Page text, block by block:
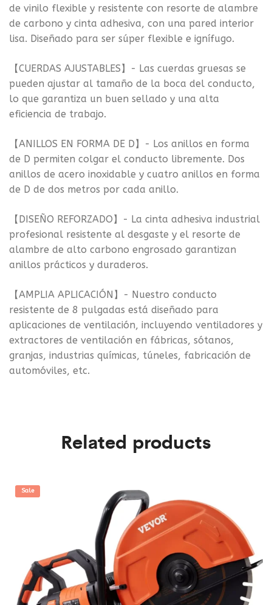
de vinilo flexible y resistente con resorte de alambre
de carbono y cinta adhesiva, con una pared interior
lisa. Diseñado para ser súper flexible e ignífugo.
【CUERDAS AJUSTABLES】- Las cuerdas gruesas se
pueden ajustar al tamaño de la boca del conducto,
lo que garantiza un buen sellado y una alta
eficiencia de trabajo.
【ANILLOS EN FORMA DE D】- Los anillos en forma
de D permiten colgar el conducto libremente. Dos
anillos de acero inoxidable y cuatro anillos en forma
de D de dos metros por cada anillo.
【DISEÑO REFORZADO】- La cinta adhesiva industrial
profesional resistente al desgaste y el resorte de
alambre de alto carbono engrosado garantizan
anillos prácticos y duraderos.
【AMPLIA APLICACIÓN】- Nuestro conducto
resistente de 8 pulgadas está diseñado para
aplicaciones de ventilación, incluyendo ventiladores y
extractores de ventilación en fábricas, sótanos,
granjas, industrias químicas, túneles, fabricación de
automóviles, etc.
Related products
Sale